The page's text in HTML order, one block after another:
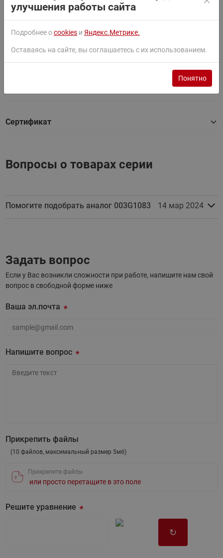
Документация
Сертификат
Вопросы о товарах серии
Помогите подобрать аналог 003G1083 14 мар 2024
Задать вопрос
Если у Вас возникли сложности при работе, напишите нам свой
вопрос в свободной форме ниже
Ваша эл.почта
Напишите вопрос
Прикрепить файлы
(10 файлов, максимальный размер 5мб)
Прикрепите файлы
или просто перетащите в это поле
Решите уравнение
↻
улучшения работы сайта
Подробнее оcookies и Яндекс.Метрике.
Оставаясь на сайте, вы соглашаетесь с их использованием.
Понятно